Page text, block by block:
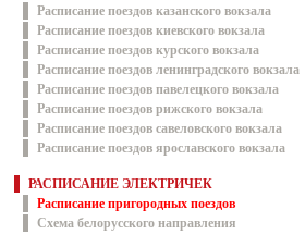
Расписание поездов казанского вокзала
Расписание поездов киевского вокзала
Расписание поездов курского вокзала
Расписание поездов ленинградского вокзала
Расписание поездов павелецкого вокзала
Расписание поездов рижского вокзала
Расписание поездов савеловского вокзала
Расписание поездов ярославского вокзала
РАСПИСАНИЕ ЭЛЕКТРИЧЕК
Расписание пригородных поездов
Схема белорусского направления